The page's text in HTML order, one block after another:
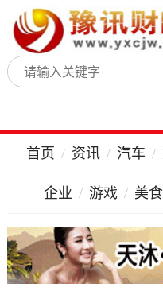
首页 资讯 汽车
企业 游戏 美食